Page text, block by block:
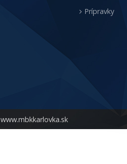
www.mbkkarlovka.sk
Prípravky